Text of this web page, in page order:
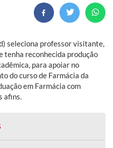
seleciona professor visitante,
tenha reconhecida produção
para apoiar no
do curso de Farmácia da
em Farmácia com
afins.